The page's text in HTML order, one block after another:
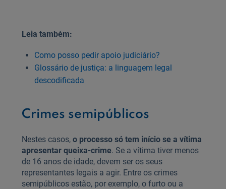
Leia também:
Como posso pedir apoio judiciário?
Glossário de justiça: a linguagem legal
descodificada
Crimes semipúblicos
Nestes casos, o processo só tem início se a vítima
apresentar queixa-crime. Se a vítima tiver menos
de 16 anos de idade, devem ser os seus
representantes legais a agir. Entre os crimes
semipúblicos estão, por exemplo, o furto ou a